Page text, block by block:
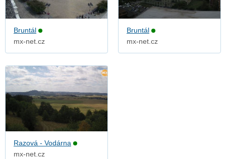
Bruntál
mx-net.cz
Bruntál
mx-net.cz
Razová - Vodárna
mx-net.cz